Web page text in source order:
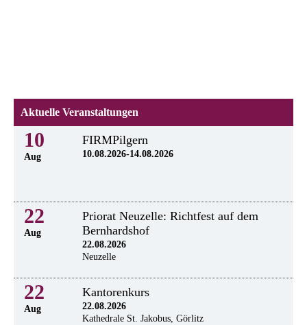
Aktuelle Veranstaltungen
10
Aug
FIRMPilgern
10.08.2026-14.08.2026
22
Aug
Priorat Neuzelle: Richtfest auf dem
Bernhardshof
22.08.2026
Neuzelle
22
Aug
Kantorenkurs
22.08.2026
Kathedrale St. Jakobus, Görlitz